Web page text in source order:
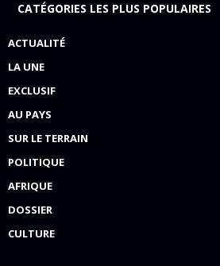
CATÉGORIES LES PLUS POPULAIRES
ACTUALITÉ
LA UNE
EXCLUSIF
AU PAYS
SUR LE TERRAIN
POLITIQUE
AFRIQUE
DOSSIER
CULTURE